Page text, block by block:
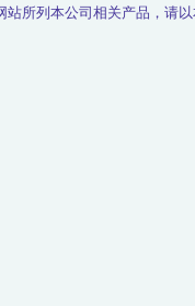
站所列本公司相关产品，请